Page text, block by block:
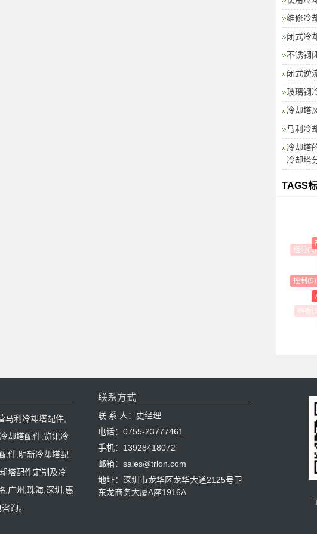
维修冷
闭式冷
不锈钢
闭式逆
玻璃钢
冷却塔
马利冷
冷却塔
冷却塔
TAGS
控制(9)
组分(1)
马利冷却塔配件,
却塔配件,览讯冷
件,明新冷却塔配
塔配件定制及冷
,广州,珠海,深圳,惠
询。
联系方式
联 系 人：史经理
电话：0755-23777461
手机：13928418072
邮箱：sales@trlon.com
地址：深圳市龙华区龙华大道2125号卫
东龙商务大厦A座1916A